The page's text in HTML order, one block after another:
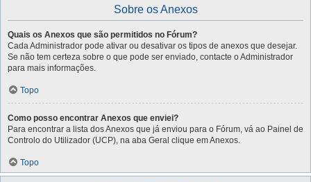
Sobre os Anexos
Quais os Anexos que são permitidos no Fórum?
Cada Administrador pode ativar ou desativar os tipos de anexos que desejar.
Se não tem certeza sobre o que pode ser enviado, contacte o Administrador
para mais informações.
Topo
Como posso encontrar Anexos que enviei?
Para encontrar a lista dos Anexos que já enviou para o Fórum, vá ao Painel de
Controlo do Utilizador (UCP), na aba Geral clique em Anexos.
Topo